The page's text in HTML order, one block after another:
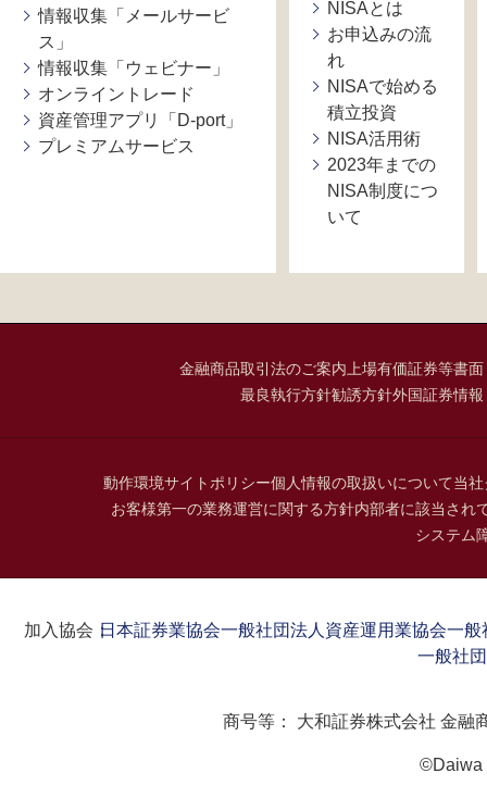
情報収集「メールサービ
ス」
情報収集「ウェビナー」
オンライントレード
資産管理アプリ「D-port」
プレミアムサービス
NISAとは
お申込みの流
れ
NISAで始める
積立投資
NISA活用術
2023年までの
NISA制度につ
いて
金融商品取引法のご案内上場有価証券等書
最良執行方針勧誘方針外国証券情
動作環境サイトポリシー個人情報の取扱いについて当
お客様第一の業務運営に関する方針内部者に該当され
システム
加入協会：日本証券業協会一般社団法人資産運用業協会一般
一般社
商号等： 大和証券株式会社 金融
©Daiwa